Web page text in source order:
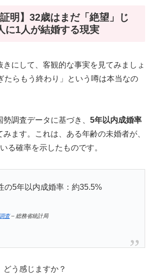
証明】32歳はまだ「絶望」じ
に1人が結婚する現実
きにして、客観的な事実を見てみましょ
たらもう終わり」という噂は本当なの
調査データに基づき、 5年以内成婚率
みます。これは、ある年齢の未婚者が、
る確率を示したものです。
の5年以内成婚率：約35.5%
査– 総務省統計局
どう感じますか？